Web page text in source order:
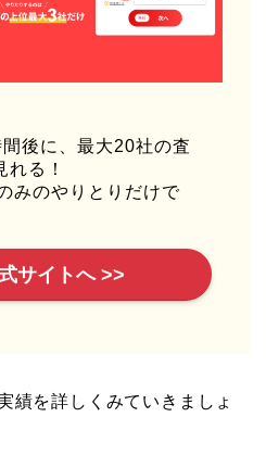
後に、最大20社の査
る！
みのやりとりだけで
サイトへ >>
績を詳しくみていきましょ